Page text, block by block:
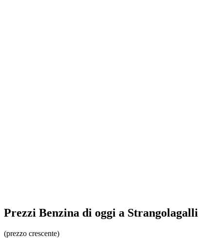
Prezzi Benzina di oggi a Strangolagalli
(prezzo crescente)